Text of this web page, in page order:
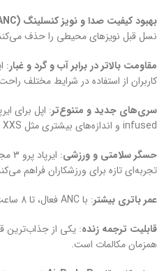
بهبود کیفیت صدا و نویز کنسلینگ (ANC)
نسل قبل نویزهای محیطی را حذف
مقاومت بالاتر در برابر آب و گرد و غبار
کاربران از استفاده در شرایط مختلف
سری‌های جدید و متنوع‌تر
infused و اندازه‌های بیشتری مثل XXS ارائه کرده است.
حسگر سلامتی و ورزشی
:
تجربه‌ای تازه برای ورزشکاران فراهم
عمر باتری بیشتر: با ANC فعال، تا 8 ساعت پخش موسیقی امکان‌پذیر است.
قابلیت ترجمه زنده
همزمان مکالمات است.